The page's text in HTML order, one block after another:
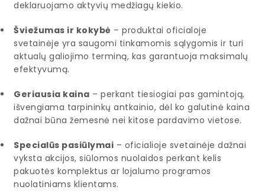
deklaruojamo aktyvių medžiagų kiekio.
Šviežumas ir kokybė – produktai oficialoje
svetainėje yra saugomi tinkamomis sąlygomis ir turi
aktualų galiojimo terminą, kas garantuoja maksimalų
efektyvumą.
Geriausia kaina – perkant tiesiogiai pas gamintoją,
išvengiama tarpininkų antkainio, dėl ko galutinė kaina
dažnai būna žemesnė nei kitose pardavimo vietose.
Specialūs pasiūlymai – oficialioje svetainėje dažnai
vyksta akcijos, siūlomos nuolaidos perkant kelis
pakuotės komplektus ar lojalumo programos
nuolatiniams klientams.